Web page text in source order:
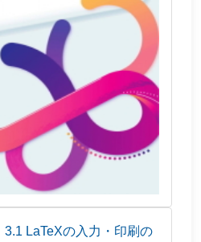
3.1 LaTeXの入力・印刷の